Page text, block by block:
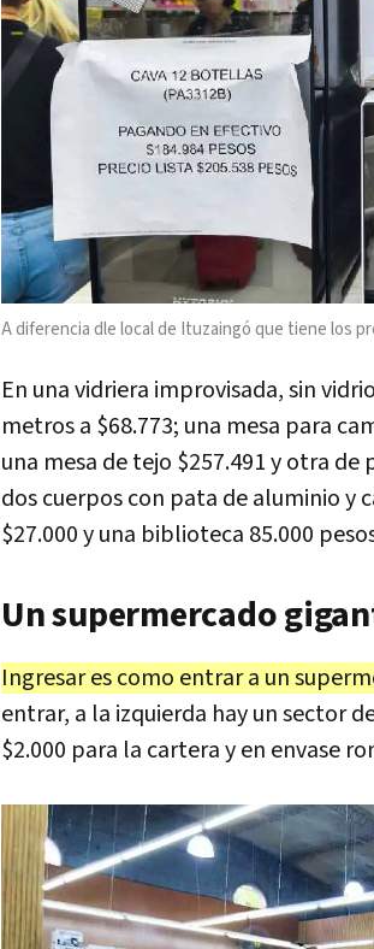
A diferencia dle local de Ituzaingó que tiene los
En una vidriera improvisada, sin
metros a $68.773; una mesa para
una mesa de tejo $257.491 y otra
dos cuerpos con pata de aluminio y
$27.000 y una biblioteca 85.000
Un supermercado
Ingresar es como entrar a un
entrar, a la izquierda hay un sector
$2.000 para la cartera y en envase